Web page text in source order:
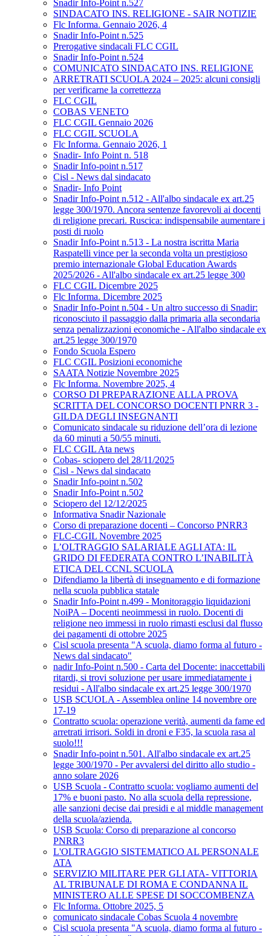
Snadir Info-Point n.527
SINDACATO INS. RELIGIONE - SAIR NOTIZIE
Flc Informa. Gennaio 2026, 4
Snadir Info-Point n.525
Prerogative sindacali FLC CGIL
Snadir Info-Point n.524
COMUNICATO SINDACATO INS. RELIGIONE
ARRETRATI SCUOLA 2024 – 2025: alcuni consigli
per verificarne la correttezza
FLC CGIL
COBAS VENETO
FLC CGIL Gennaio 2026
FLC CGIL SCUOLA
Flc Informa. Gennaio 2026, 1
Snadir- Info Point n. 518
Snadir Info-point n.517
Cisl - News dal sindacato
Snadir- Info Point
Snadir Info-Point n.512 - All'albo sindacale ex art.25
legge 300/1970. Ancora sentenze favorevoli ai docenti
di religione precari. Ruscica: indispensabile aumentare i
posti di ruolo
Snadir Info-Point n.513 - La nostra iscritta Maria
Raspatelli vince per la seconda volta un prestigioso
premio internazionale Global Education Awards
2025/2026 - All'albo sindacale ex art.25 legge 300
FLC CGIL Dicembre 2025
Flc Informa. Dicembre 2025
Snadir Info-Point n.504 - Un altro successo di Snadir:
riconosciuto il passaggio dalla primaria alla secondaria
senza penalizzazioni economiche - All'albo sindacale ex
art.25 legge 300/1970
Fondo Scuola Espero
FLC CGIL Posizioni economiche
SAATA Notizie Novembre 2025
Flc Informa. Novembre 2025, 4
CORSO DI PREPARAZIONE ALLA PROVA
SCRITTA DEL CONCORSO DOCENTI PNRR 3 -
GILDA DEGLI INSEGNANTI
Comunicato sindacale su riduzione dell’ora di lezione
da 60 minuti a 50/55 minuti.
FLC CGIL Ata news
Cobas- sciopero del 28/11/2025
Cisl - News dal sindacato
Snadir Info-point n.502
Snadir Info-Point n.502
Sciopero del 12/12/2025
Informativa Snadir Nazionale
Corso di preparazione docenti – Concorso PNRR3
FLC-CGIL Novembre 2025
L’OLTRAGGIO SALARIALE AGLI ATA: IL
GRIDO DI FEDERATA CONTRO L’INABILITÀ
ETICA DEL CCNL SCUOLA
Difendiamo la libertà di insegnamento e di formazione
nella scuola pubblica statale
Snadir Info-Point n.499 - Monitoraggio liquidazioni
NoiPA – Docenti neoimmessi in ruolo. Docenti di
religione neo immessi in ruolo rimasti esclusi dal flusso
dei pagamenti di ottobre 2025
Cisl scuola presenta "A scuola, diamo forma al futuro -
News dal sindacato"
nadir Info-Point n.500 - Carta del Docente: inaccettabili
ritardi, si trovi soluzione per usare immediatamente i
residui - All'albo sindacale ex art.25 legge 300/1970
USB SCUOLA - Assemblea online 14 novembre ore
17-19
Contratto scuola: operazione verità, aumenti da fame ed
arretrati irrisori. Soldi in droni e F35, la scuola rasa al
suolo!!!
Snadir Info-point n.501. All'albo sindacale ex art.25
legge 300/1970 - Per avvalersi del diritto allo studio -
anno solare 2026
USB Scuola - Contratto scuola: vogliamo aumenti del
17% e buoni pasto. No alla scuola della repressione,
alle sanzioni decise dai presidi e al middle management
della scuola/azienda.
USB Scuola: Corso di preparazione al concorso
PNRR3
L'OLTRAGGIO SISTEMATICO AL PERSONALE
ATA
SERVIZIO MILITARE PER GLI ATA- VITTORIA
AL TRIBUNALE DI ROMA E CONDANNA IL
MINISTERO ALLE SPESE DI SOCCOMBENZA
Flc Informa. Ottobre 2025, 5
comunicato sindacale Cobas Scuola 4 novembre
Cisl scuola presenta "A scuola, diamo forma al futuro -